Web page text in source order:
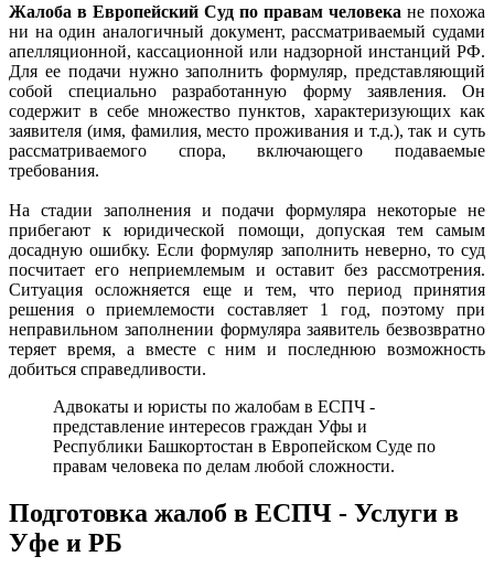
Жалоба в Европейский Суд по правам человека не похожа
ни на один аналогичный документ, рассматриваемый судами
апелляционной, кассационной или надзорной инстанций РФ.
Для ее подачи нужно заполнить формуляр, представляющий
собой специально разработанную форму заявления. Он
содержит в себе множество пунктов, характеризующих как
заявителя (имя, фамилия, место проживания и т.д.), так и суть
рассматриваемого спора, включающего подаваемые
требования.
На стадии заполнения и подачи формуляра некоторые не
прибегают к юридической помощи, допуская тем самым
досадную ошибку. Если формуляр заполнить неверно, то суд
посчитает его неприемлемым и оставит без рассмотрения.
Ситуация осложняется еще и тем, что период принятия
решения о приемлемости составляет 1 год, поэтому при
неправильном заполнении формуляра заявитель безвозвратно
теряет время, а вместе с ним и последнюю возможность
добиться справедливости.
Адвокаты и юристы по жалобам в ЕСПЧ -
представление интересов граждан Уфы и
Республики Башкортостан в Европейском Суде по
правам человека по делам любой сложности.
Подготовка жалоб в ЕСПЧ - Услуги в
Уфе и РБ